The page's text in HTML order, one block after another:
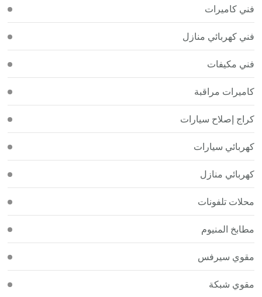
فني كاميرات
فني كهربائي منازل
فني مكيفات
كاميرات مراقبة
كراج إصلاح سيارات
كهربائي سيارات
كهربائي منازل
محلات تلفونات
مطابخ المنيوم
مقوي سيرفس
مقوي شبكة